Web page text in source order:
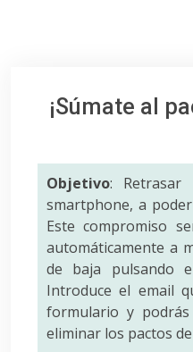
¡Súmate al
Objetivo: Retrasar
smartphone, a
Este compromiso
automáticamente a
de baja pulsando
Introduce el email
formulario y
eliminar los pactos